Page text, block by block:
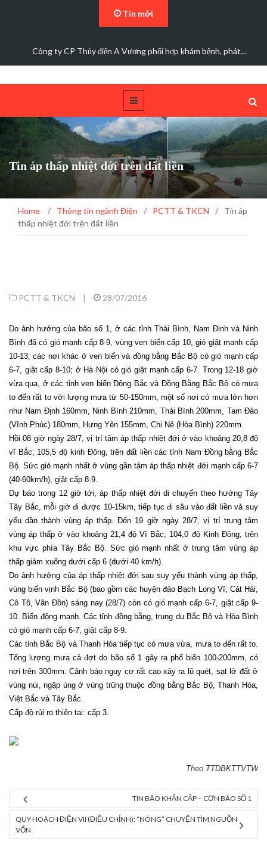
Tin mới
Đảng bộ Công ty Cổ phần Thủy điện A Vương sơ kết…
Tin áp thấp nhiệt đới trên đất liền
Home / Thông tin ngành Điện / PCTT & TKCN /
Tin áp
thấp nhiệt đới trên đất liền
PCTT & TKCN | 28/07/2016
Do ảnh hưởng của bão số 1, ở các tỉnh Thái Bình, Nam Định và Ninh
Bình đã có gió mạnh cấp 8-9, vùng ven biển cấp 10, gió giật mạnh cấp
10-13; các nơi khác ở ven biển và đồng bằng Bắc Bộ có gió mạnh cấp
6-7, giật cấp 8-10; ở Hà Nội có gió giật mạnh cấp 6-7. Trong 12-18 giờ
vừa qua, ở các tỉnh ven biển Đông Bắc và Đồng Bằng Bắc Bộ có mưa
to đến rất to với lượng mưa từ 50-150mm, một số nơi có mưa lớn hơn
như Nam Định 160mm, Ninh Bình 210mm, Thái Bình 200mm, Tam Đảo
(Vĩnh Phúc) 180mm, Hưng Yên 155mm, Chi Nê (Hòa Bình) 220mm.
Hồi 08 giờ ngày 28/7, vị trí tâm áp thấp nhiệt đới ở vào khoảng 20,8 độ
vĩ Bắc; 105,5 độ kinh Đông, trên đất liền các tỉnh Nam Đồng bằng Bắc
Bộ. Sức gió mạnh nhất ở vùng gần tâm áp thấp nhiệt đới mạnh cấp 6-7
(40-60km/h), giật cấp 8-9.
Dự báo trong 12 giờ tới, áp thấp nhiệt đới di chuyển theo hướng Tây
Tây Bắc, mỗi giờ đi được 10-15km, tiếp tục đi sâu vào đất liền và suy
yếu dần thành vùng áp thấp. Đến 19 giờ ngày 28/7, vị trí trung tâm
vùng áp thấp ở vào khoảng 21,4 độ Vĩ Bắc; 104,0 độ Kinh Đông, trên
khu vực phía Tây Bắc Bộ. Sức gió mạnh nhất ở trung tâm vùng áp
thấp giảm xuống dưới cấp 6 (dưới 40 km/h).
Do ảnh hưởng của áp thấp nhiệt đới sau suy yếu thành vùng áp thấp,
vùng biển vịnh Bắc Bộ (bao gồm các huyện đảo Bạch Long Vĩ, Cát Hải,
Cô Tô, Vân Đồn) sáng nay (28/7) còn có gió mạnh cấp 6-7, giật cấp 9-
10. Biển động mạnh. Các tỉnh đồng bằng, trung du Bắc Bộ và Hòa Bình
có gió mạnh cấp 6-7, giật cấp 8-9.
Các tỉnh Bắc Bộ và Thanh Hóa tiếp tục có mưa vừa, mưa to đến rất to.
Tổng lượng mưa cả đợt do bão số 1 gây ra phổ biến 100-200mm, có
nơi trên 300mm. Cảnh báo nguy cơ rất cao xảy ra lũ quét, sạt lở đất ở
vùng núi, ngập úng ở vùng trũng thuộc đồng bằng Bắc Bộ, Thanh Hóa,
Việt Bắc và Tây Bắc.
Cấp độ rủi ro thiên tai: cấp 3.
Theo TTDBKTTVTW
TIN BÃO KHẨN CẤP – CƠN BÃO SỐ 1
QUY HOẠCH ĐIỆN VII (ĐIỀU CHỈNH): “NÓNG” CHUYỆN TÌM NGUỒN
VỐN